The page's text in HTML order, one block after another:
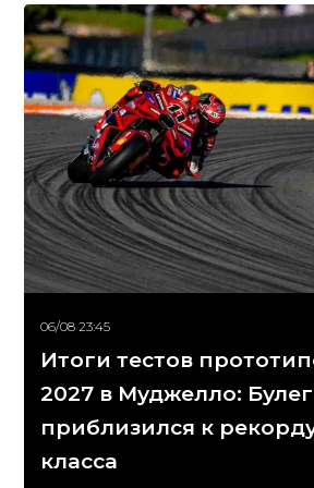
06/08 23:45
Итоги тестов
2027 в Муджелло:
приблизился к
класса